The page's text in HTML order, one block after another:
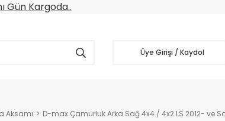
Gün Kargoda..
Üye Girişi / Kaydol
Aksamı D-max Çamurluk Arka Sağ 4x4 / 4x2 LS 2012- ve